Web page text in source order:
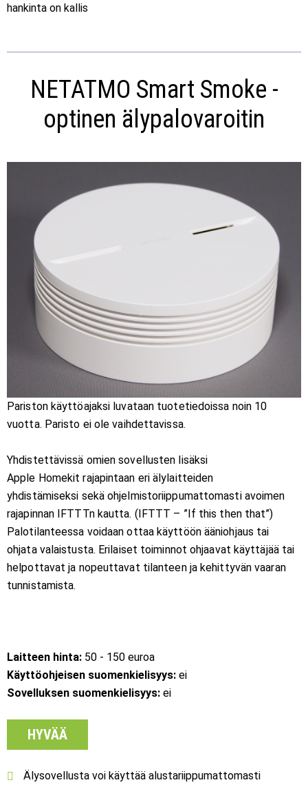
hankinta on kallis
NETATMO Smart Smoke -
optinen älypalovaroitin
Pariston käyttöajaksi luvataan tuotetiedoissa noin 10
vuotta. Paristo ei ole vaihdettavissa.
Yhdistettävissä omien sovellusten lisäksi
Apple Homekit rajapintaan eri älylaitteiden
yhdistämiseksi sekä ohjelmistoriippumattomasti avoimen
rajapinnan IFTTTn kautta. (IFTTT – ”If this then that”)
Palotilanteessa voidaan ottaa käyttöön ääniohjaus tai
ohjata valaistusta. Erilaiset toiminnot ohjaavat käyttäjää tai
helpottavat ja nopeuttavat tilanteen ja kehittyvän vaaran
tunnistamista.
Laitteen hinta: 50 - 150 euroa
Käyttöohjeisen suomenkielisyys: ei
Sovelluksen suomenkielisyys: ei
HYVÄÄ
Älysovellusta voi käyttää alustariippumattomasti